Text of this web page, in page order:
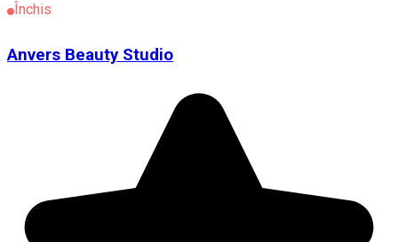
Închis
Anvers Beauty Studio